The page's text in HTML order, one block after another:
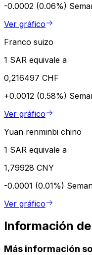
-0.0002 (0.06%)
Ver gráfico
Franco suizo
1 SAR equivale a
0,216497 CHF
+0.0012 (0.58%)
Ver gráfico
Yuan renminbi chino
1 SAR equivale a
1,79928 CNY
-0.0001 (0.01%)
Ver gráfico
Información
Más información